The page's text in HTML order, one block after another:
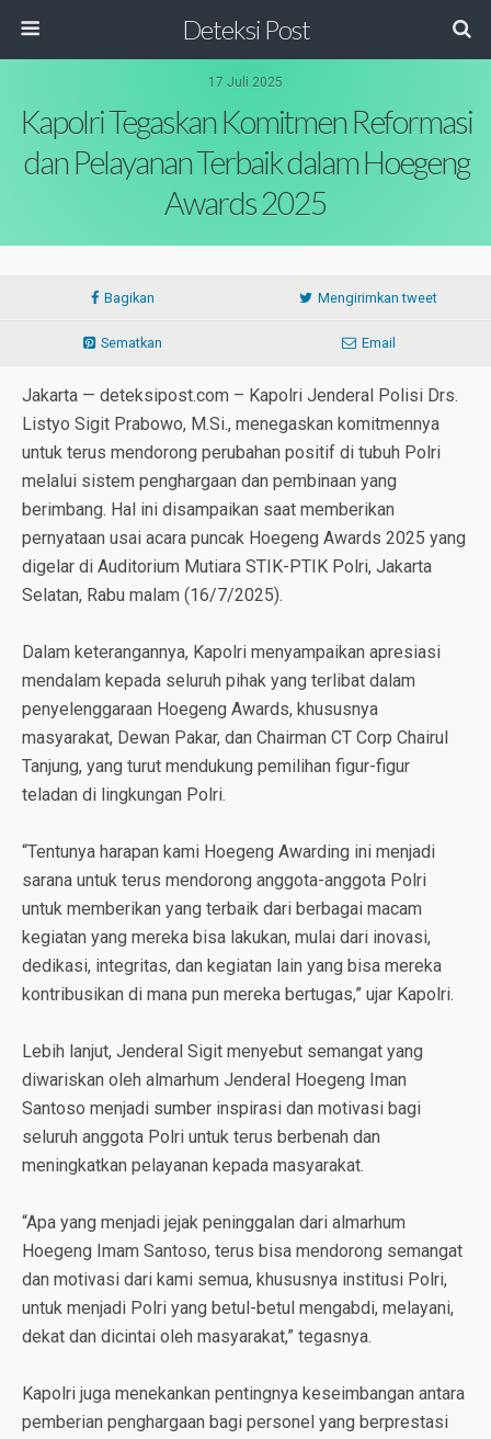
Deteksi Post
17 Juli 2025
Kapolri Tegaskan Komitmen Reformasi
dan Pelayanan Terbaik dalam Hoegeng
Awards 2025
Bagikan Mengirimkan tweet
Sematkan Email
Jakarta — deteksipost.com – Kapolri Jenderal Polisi Drs.
Listyo Sigit Prabowo, M.Si., menegaskan komitmennya
untuk terus mendorong perubahan positif di tubuh Polri
melalui sistem penghargaan dan pembinaan yang
berimbang. Hal ini disampaikan saat memberikan
pernyataan usai acara puncak Hoegeng Awards 2025 yang
digelar di Auditorium Mutiara STIK-PTIK Polri, Jakarta
Selatan, Rabu malam (16/7/2025).
Dalam keterangannya, Kapolri menyampaikan apresiasi
mendalam kepada seluruh pihak yang terlibat dalam
penyelenggaraan Hoegeng Awards, khususnya
masyarakat, Dewan Pakar, dan Chairman CT Corp Chairul
Tanjung, yang turut mendukung pemilihan figur-figur
teladan di lingkungan Polri.
“Tentunya harapan kami Hoegeng Awarding ini menjadi
sarana untuk terus mendorong anggota-anggota Polri
untuk memberikan yang terbaik dari berbagai macam
kegiatan yang mereka bisa lakukan, mulai dari inovasi,
dedikasi, integritas, dan kegiatan lain yang bisa mereka
kontribusikan di mana pun mereka bertugas,” ujar Kapolri.
Lebih lanjut, Jenderal Sigit menyebut semangat yang
diwariskan oleh almarhum Jenderal Hoegeng Iman
Santoso menjadi sumber inspirasi dan motivasi bagi
seluruh anggota Polri untuk terus berbenah dan
meningkatkan pelayanan kepada masyarakat.
“Apa yang menjadi jejak peninggalan dari almarhum
Hoegeng Imam Santoso, terus bisa mendorong semangat
dan motivasi dari kami semua, khususnya institusi Polri,
untuk menjadi Polri yang betul-betul mengabdi, melayani,
dekat dan dicintai oleh masyarakat,” tegasnya.
Kapolri juga menekankan pentingnya keseimbangan antara
pemberian penghargaan bagi personel yang berprestasi